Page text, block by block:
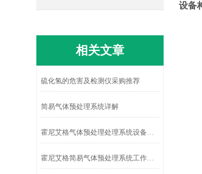
设备
相关文章
硫化氢的危害及检测仪采购推荐
简易气体预处理系统详解
霍尼艾格气体预处理处理系统设备特点
霍尼艾格简易气体预处理系统工作运行原理